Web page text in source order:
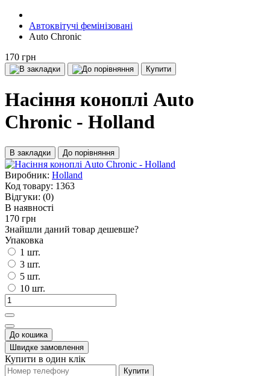
Автоквітучі фемінізовані
Auto Chronic
170 грн
Купити
Насіння коноплі Auto
Chronic - Holland
В закладки До порівняння
Виробник: Holland
Код товару: 1363
Відгуки: (0)
В наявності
170 грн
Знайшли даний товар дешевше?
Упаковка
1 шт.
3 шт.
5 шт.
10 шт.
До кошика
Швидке замовлення
Купити в один клік
Купити